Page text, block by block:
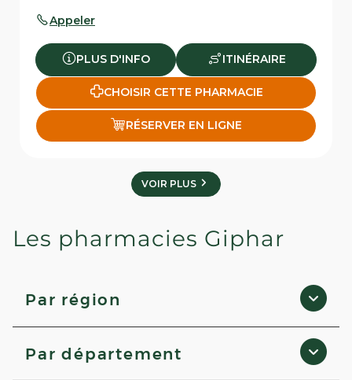
Appeler
PLUS D'INFO ITINÉRAIRE
CHOISIR CETTE PHARMACIE
RÉSERVER EN LIGNE
VOIR PLUS
Les pharmacies Giphar
Par région
Pays de la Loire
Par département